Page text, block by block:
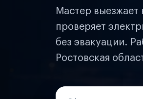
Мастер выезжает
проверяет
без эвакуации.
Ростовская